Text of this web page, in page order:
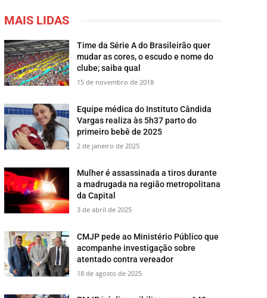
MAIS LIDAS
Time da Série A do Brasileirão quer
mudar as cores, o escudo e nome do
clube; saiba qual
15 de novembro de 2018
Equipe médica do Instituto Cândida
Vargas realiza às 5h37 parto do
primeiro bebê de 2025
2 de janeiro de 2025
Mulher é assassinada a tiros durante
a madrugada na região metropolitana
da Capital
3 de abril de 2025
CMJP pede ao Ministério Público que
acompanhe investigação sobre
atentado contra vereador
18 de agosto de 2025